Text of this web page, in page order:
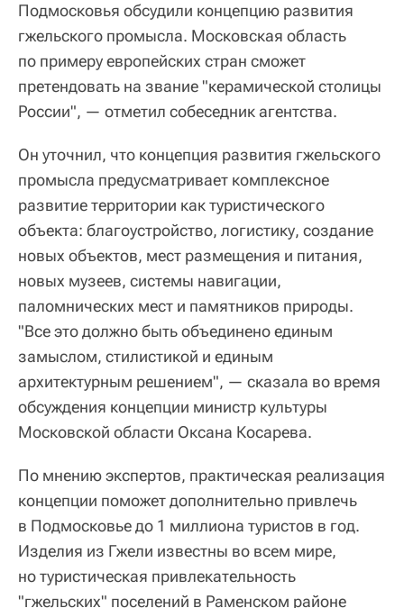
Подмосковья обсудили концепцию развития
гжельского промысла. Московская область
по примеру европейских стран сможет
претендовать на звание "керамической столицы
России", — отметил собеседник агентства.
Он уточнил, что концепция развития гжельского
промысла предусматривает комплексное
развитие территории как туристического
объекта: благоустройство, логистику, создание
новых объектов, мест размещения и питания,
новых музеев, системы навигации,
паломнических мест и памятников природы.
"Все это должно быть объединено единым
замыслом, стилистикой и единым
архитектурным решением", — сказала во время
обсуждения концепции министр культуры
Московской области Оксана Косарева.
По мнению экспертов, практическая реализация
концепции поможет дополнительно привлечь
в Подмосковье до 1 миллиона туристов в год.
Изделия из Гжели известны во всем мире,
но туристическая привлекательность
"гжельских" поселений в Раменском районе